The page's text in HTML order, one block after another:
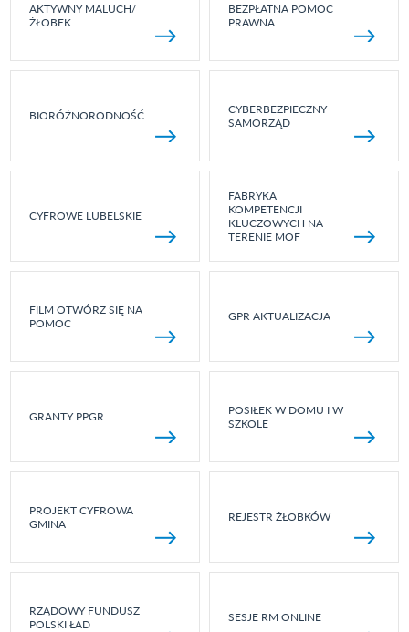
AKTYWNY MALUCH/
ŻŁOBEK
BEZPŁATNA POMOC
PRAWNA
BIORÓŻNORODNOŚĆ
CYBERBEZPIECZNY
SAMORZĄD
CYFROWE LUBELSKIE
FABRYKA
KOMPETENCJI
KLUCZOWYCH NA
TERENIE MOF
FILM OTWÓRZ SIĘ NA
POMOC
GPR AKTUALIZACJA
GRANTY PPGR
POSIŁEK W DOMU I W
SZKOLE
PROJEKT CYFROWA
GMINA
REJESTR ŻŁOBKÓW
RZĄDOWY FUNDUSZ
POLSKI ŁAD
SESJE RM ONLINE